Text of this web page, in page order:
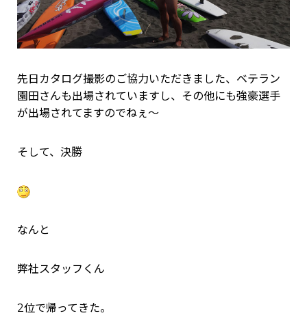
先日カタログ撮影のご協力いただきました、ベテラン
園田さんも出場されていますし、その他にも強豪選手
が出場されてますのでねぇ～
そして、決勝
なんと
弊社スタッフくん
2位で帰ってきた。